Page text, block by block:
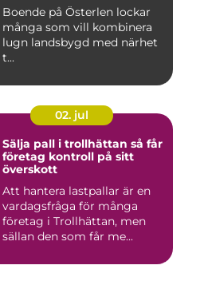
Boende på Österlen lockar
många som vill kombinera
lugn landsbygd med närhet
t...
02. jul
Sälja pall i trollhättan så får
företag kontroll på sitt
överskott
Att hantera lastpallar är en
vardagsfråga för många
företag i Trollhättan, men
sällan den som får me...